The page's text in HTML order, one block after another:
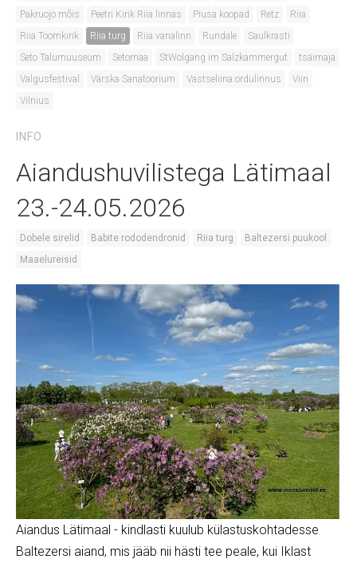
Pakruojo mõis
Peetri Kirik Riia linnas Piusa koopad Retz
Riia
Riia Toomkirik
Riia turg Riia vanalinn Rundale
Saulkrasti
Seto Talumuuseum
Setomaa StWolgang im Salzkammergut
tsäimaja
Valgusfestival
Värska Sanatoorium Vastseliina ordulinnus
Viin
Vilnius
INFO
Aiandushuvilistega Lätimaal
23.-24.05.2026
Dobele sirelid Babite rododendronid Riia turg
Baltezersi puukool
Maaelureisid
Aiandus Lätimaal - kindlasti kuulub külastuskohtadesse
Baltezersi aiand, mis jääb nii hästi tee peale, kui Iklast